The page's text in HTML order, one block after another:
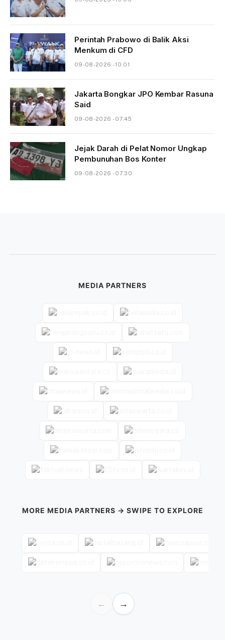
Perintah Prabowo di Balik Aksi
Menkum di CFD
09-08-2026 - 10.01
Jakarta Bongkar JPO Kembar Rasuna
Said
09-08-2026 - 07.45
Jejak Darah di Pelat Nomor Ungkap
Pembunuhan Bos Konter
09-08-2026 - 07.30
MEDIA PARTNERS
MORE MEDIA PARTNERS → SWIPE TO EXPLORE
← →